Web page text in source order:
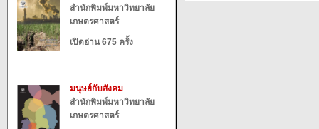
สำนักพิมพ์มหาวิทยาลัย
เกษตรศาสตร์
เปิดอ่าน 675 ครั้ง
มนุษย์กับสังคม
สำนักพิมพ์มหาวิทยาลัย
เกษตรศาสตร์